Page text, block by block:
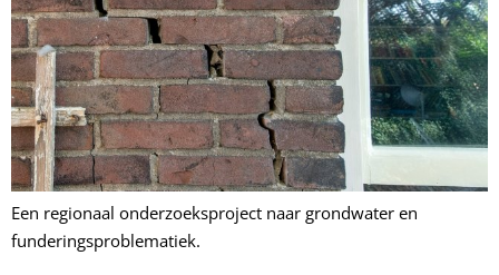
Een regionaal onderzoeksproject naar grondwater en
funderingsproblematiek.